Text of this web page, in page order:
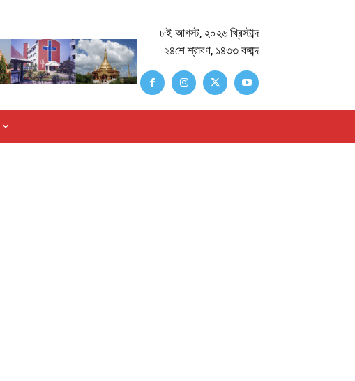
৮ই আগস্ট, ২০২৬ খ্রিস্টাব্দ
২৪শে শ্রাবণ, ১৪৩৩ বঙ্গাব্দ